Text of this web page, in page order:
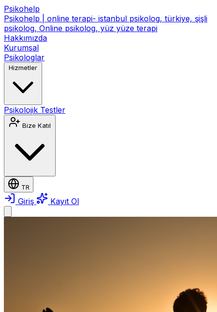
Psikohelp
Psikohelp | online terapi- istanbul psikolog, türkiye, şişli
psikolog, Online psikolog, yüz yüze terapi
Hakkımızda
Kurumsal
Psikologlar
Hizmetler
Psikolojik Testler
Bize Katıl
TR
Giriş Kayıt Ol